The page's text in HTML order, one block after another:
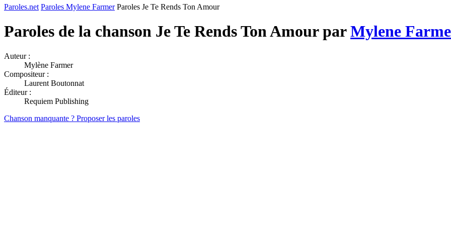
Paroles.net Paroles Mylene Farmer Paroles Je Te Rends Ton Amour
Paroles de la chanson Je Te Rends Ton Amour parMylene
Auteur :
Mylène Farmer
Compositeur :
Laurent Boutonnat
Éditeur :
Requiem Publishing
Chanson manquante ? Proposer les paroles